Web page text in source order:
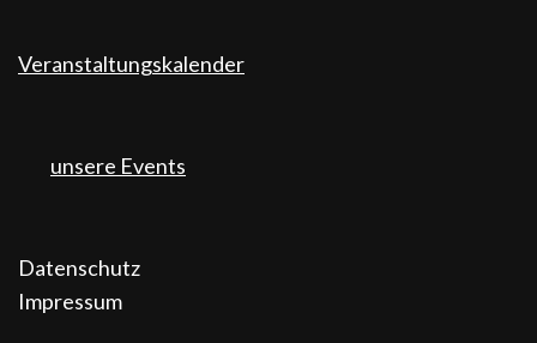
Veranstaltungskalender
unsere Events
Datenschutz
Impressum